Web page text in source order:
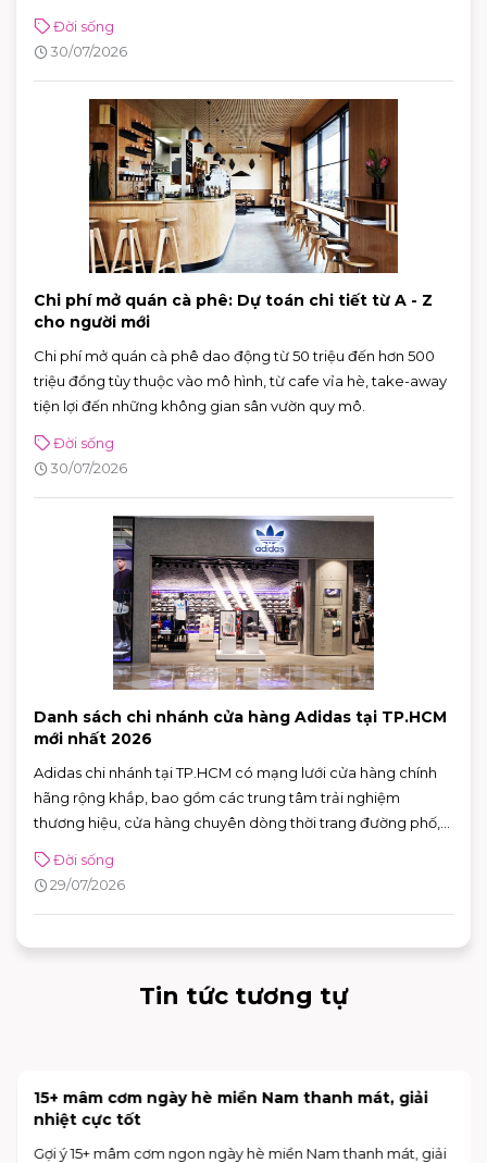
Đời sống
30/07/2026
Chi phí mở quán cà phê: Dự toán chi tiết từ A - Z
cho người mới
Chi phí mở quán cà phê dao động từ 50 triệu đến hơn 500
triệu đồng tùy thuộc vào mô hình, từ cafe vỉa hè, take-away
tiện lợi đến những không gian sân vườn quy mô.
Đời sống
30/07/2026
Danh sách chi nhánh cửa hàng Adidas tại TP.HCM
mới nhất 2026
Adidas chi nhánh tại TP.HCM có mạng lưới cửa hàng chính
hãng rộng khắp, bao gồm các trung tâm trải nghiệm
thương hiệu, cửa hàng chuyên dòng thời trang đường phố,
hình và vị trí thuận tiện, khách hàng có thể dễ dàng tìm được
adidas chi nhánh phù hợp để mua sắm và trải nghiệm các
Đời sống
29/07/2026
Tin tức tương tự
15+ mâm cơm ngày hè miền Nam thanh mát, giải
nhiệt cực tốt
Gợi ý 15+ mâm cơm ngon ngày hè miền Nam thanh mát, giải